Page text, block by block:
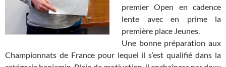
premier Open en cadence
lente avec en prime la
première place Jeunes.
Une bonne préparation aux
Championnats de France pour lequel il s’est qualifié dans la